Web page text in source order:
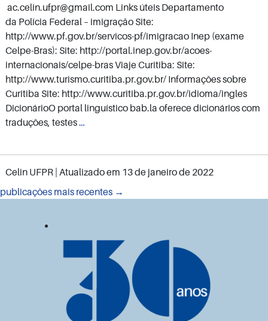
ac.celin.ufpr@gmail.com Links úteis Departamento
da Polícia Federal – imigração Site:
http://www.pf.gov.br/servicos-pf/imigracao Inep (exame
Celpe-Bras): Site: http://portal.inep.gov.br/acoes-
internacionais/celpe-bras Viaje Curitiba: Site:
http://www.turismo.curitiba.pr.gov.br/ Informações sobre
Curitiba Site: http://www.curitiba.pr.gov.br/idioma/ingles
DicionárioO portal linguístico bab.la oferece dicionários com
traduções, testes…
Celin UFPR | Atualizado em 13 de janeiro de 2022
Navegação
publicações mais recentes →